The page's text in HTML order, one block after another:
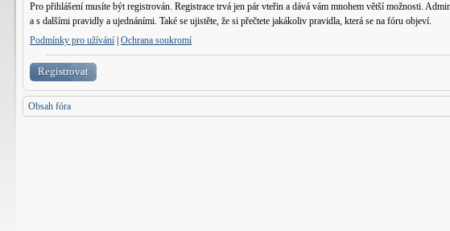
Pro přihlášení musíte být registrován. Registrace trvá jen pár vteřin a dává vám mnohem větší možnosti.
a s dalšími pravidly a ujednáními. Také se ujistěte, že si přečtete jakákoliv pravidla, která se na fóru objeví.
Podmínky pro užívání Ochrana soukromí
Registrovat
Obsah fóra